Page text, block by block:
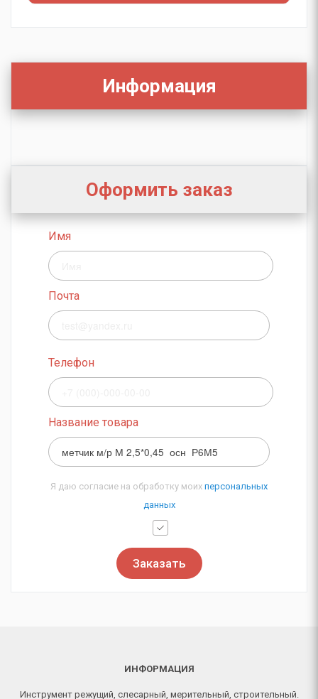
Информация
Оформить заказ
Имя
Почта
Телефон
Название товара
Я даю согласие на обработку моих персональных
данных
Заказать
ИНФОРМАЦИЯ
Инструмент режущий, слесарный, мерительный, строительный.